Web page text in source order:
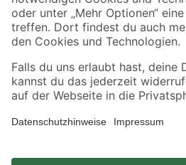
Alle Preisangaben in EUR inkl. gesetzl. MwSt.. Die
Umständen nicht in allen Märkten verfügbar. Die
Produkte nur solange der Vorrat reicht.
*Paketversand ab 59 € versandkostenfrei, gilt nicht